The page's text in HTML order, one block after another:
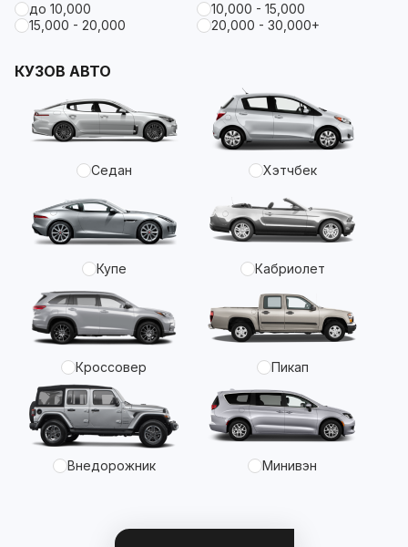
до 10,000
10,000 - 15,000
15,000 - 20,000
20,000 - 30,000+
КУЗОВ АВТО
Седан Хэтчбек
Купе Кабриолет
Кроссовер Пикап
Внедорожник Минивэн